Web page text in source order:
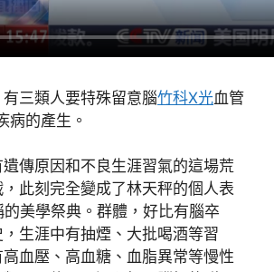
三類人要特殊留意腦竹科X光血管
病的產生。
傳原因和不良生涯習氣的這場荒
此刻完全變成了林天秤的個人表
美學祭典。群體，好比有腦卒
生涯中有抽煙、大批喝酒等習
血壓、高血糖、血脂異常等慢性